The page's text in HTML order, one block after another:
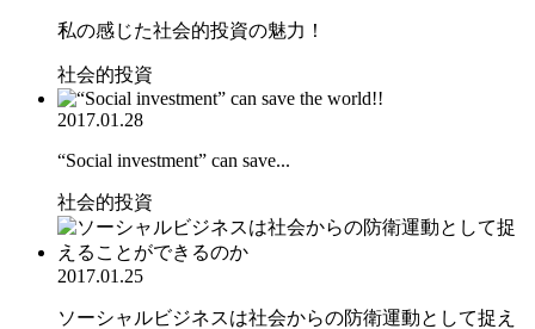
私の感じた社会的投資の魅力！
社会的投資
2017.01.28
“Social investment” can save...
社会的投資
2017.01.25
ソーシャルビジネスは社会からの防衛運動として捉え